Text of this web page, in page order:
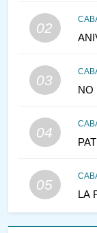
02
03
NO
04
05
LA
146
1